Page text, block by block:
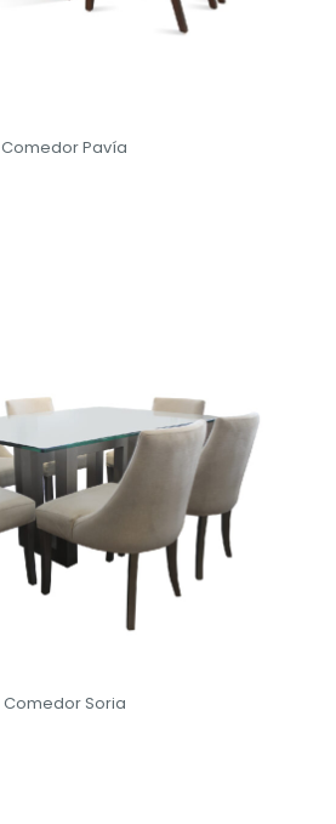
Comedor Pavía
Comedor Soria